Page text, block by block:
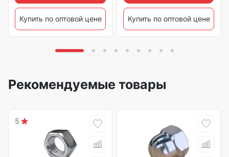
Купить по оптовой цене Купить по оптовой цене
Рекомендуемые товары
5